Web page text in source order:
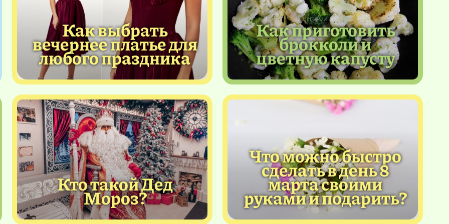
Как выбрать
вечернее платье для
любого праздника
Как приготовить
брокколи и
цветную капусту
Кто такой Дед
Мороз?
Что можно быстро
сделать в день 8
марта своими
руками и подарить?